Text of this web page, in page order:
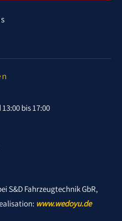
bis 17:00
S&D Fahrzeugtechnik GbR,
www.wedoyu.de